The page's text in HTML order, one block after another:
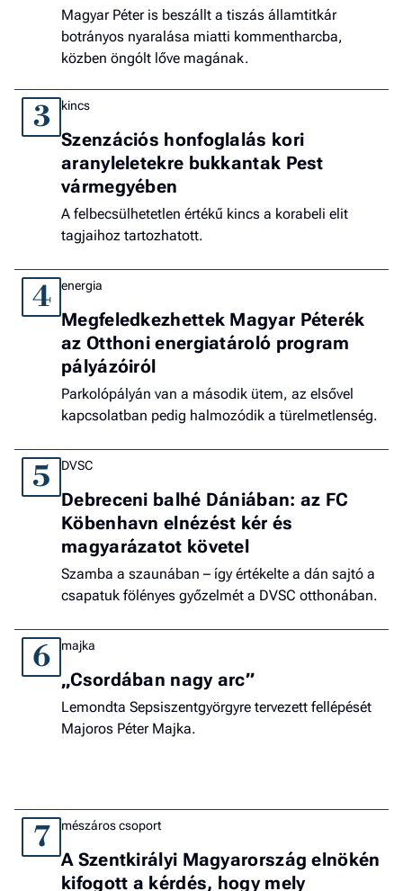
Magyar Péter is beszállt a tiszás államtitkár
botrányos nyaralása miatti kommentharcba,
közben öngólt lőve magának.
3 kincs
Szenzációs honfoglalás kori
aranyleletekre bukkantak Pest
vármegyében
A felbecsülhetetlen értékű kincs a korabeli elit
tagjaihoz tartozhatott.
4 energia
Megfeledkezhettek Magyar Péterék
az Otthoni energiatároló program
pályázóiról
Parkolópályán van a második ütem, az elsővel
kapcsolatban pedig halmozódik a türelmetlenség.
5 DVSC
Debreceni balhé Dániában: az FC
Köbenhavn elnézést kér és
magyarázatot követel
Szamba a szaunában – így értékelte a dán sajtó a
csapatuk fölényes győzelmét a DVSC otthonában.
6 majka
„Csordában nagy arc”
Lemondta Sepsiszentgyörgyre tervezett fellépését
Majoros Péter Majka.
7 mészáros csoport
A Szentkirályi Magyarország elnökén
kifogott a kérdés, hogy mely